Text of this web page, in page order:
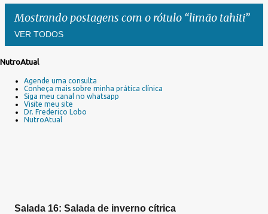
Mostrando postagens com o rótulo limão tahiti
VER TODOS
NutroAtual
Agende uma consulta
Conheça mais sobre minha prática clínica
Siga meu canal no whatsapp
Visite meu site
Dr. Frederico Lobo
NutroAtual
Salada 16: Salada de inverno cítrica